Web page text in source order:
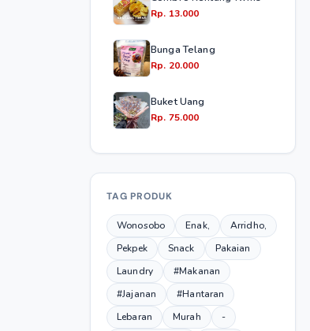
Rp. 13.000
Bunga Telang
Rp. 20.000
Buket Uang
Rp. 75.000
TAG PRODUK
Wonosobo Enak,
Arridho,
Pekpek
Snack
Pakaian
Laundry
#Makanan
#Jajanan
#Hantaran
Lebaran
Murah
-